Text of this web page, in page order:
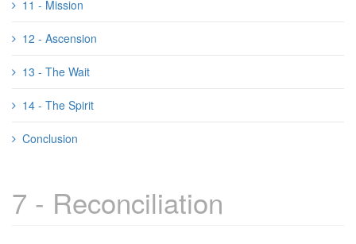
11 - Mission
12 - Ascension
13 - The Wait
14 - The Spirit
Conclusion
7 - Reconciliation